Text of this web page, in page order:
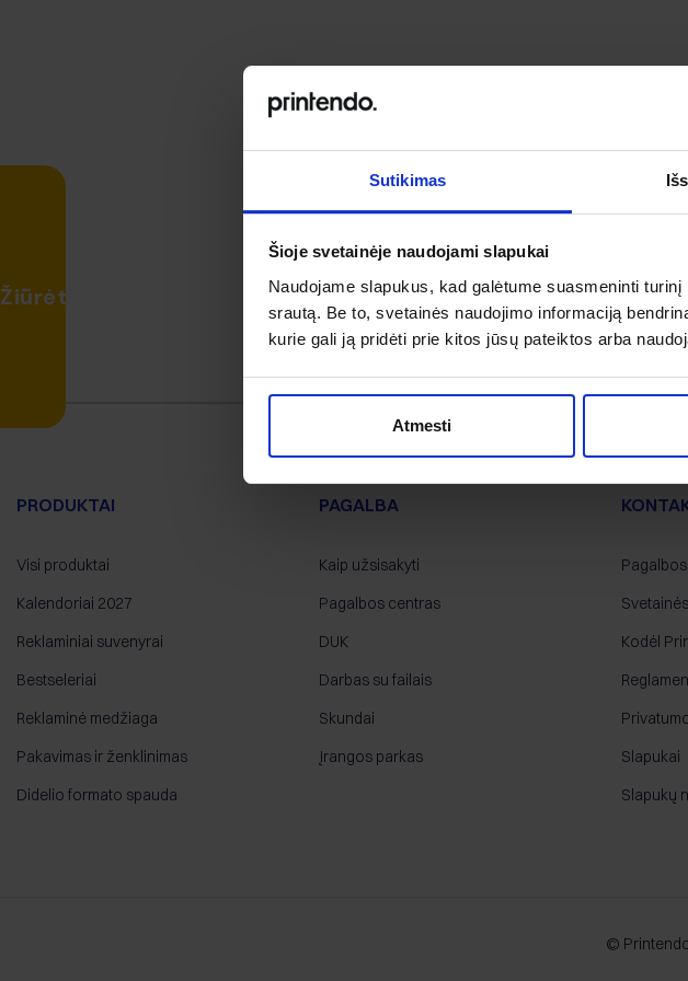
Sutikimas
Šioje svetainėje naudojami slapukai
Naudojame slapukus, kad galėtume suasmeninti
srautą. Be to, svetainės naudojimo informaciją
kurie gali ją pridėti prie kitos jūsų pateiktos arba
Atmesti
Žiūrėti atsiliepimus
PRODUKTAI
Visi produktai
Kalendoriai 2027
Reklaminiai suvenyrai
Bestseleriai
Reklaminė medžiaga
Pakavimas ir ženklinimas
Didelio formato spauda
PAGALBA
Kaip užsisakyti
Pagalbos centras
DUK
Darbas su failais
Skundai
Įrangos parkas
Kodėl
Slapukai
Slapukų
©